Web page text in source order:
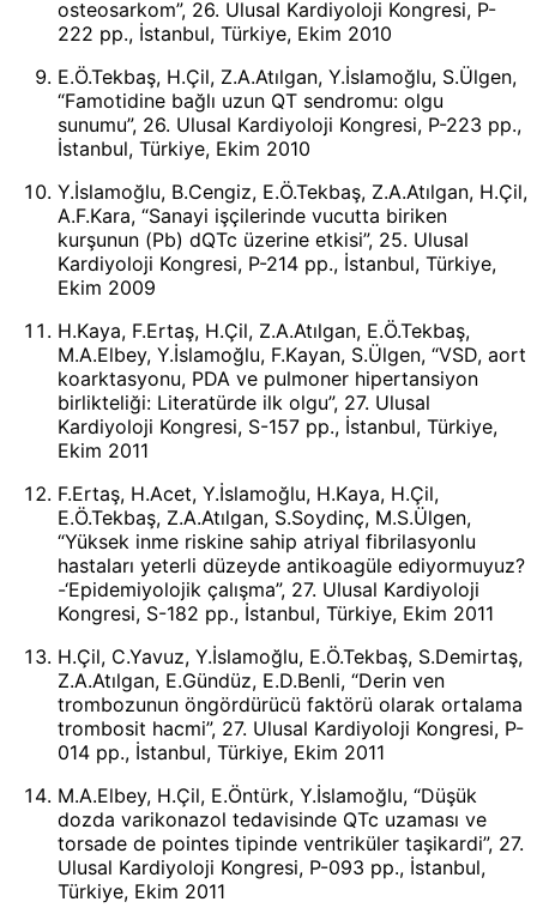
osteosarkom”, 26. Ulusal Kardiyoloji Kongresi, P-
222 pp., İstanbul, Türkiye, Ekim 2010
E.Ö.Tekbaş, H.Çil, Z.A.Atılgan, Y.İslamoğlu, S.Ülgen,
“Famotidine bağlı uzun QT sendromu: olgu
sunumu”, 26. Ulusal Kardiyoloji Kongresi, P-223 pp.,
İstanbul, Türkiye, Ekim 2010
Y.İslamoğlu, B.Cengiz, E.Ö.Tekbaş, Z.A.Atılgan, H.Çil,
A.F.Kara, “Sanayi işçilerinde vucutta biriken
kurşunun (Pb) dQTc üzerine etkisi”, 25. Ulusal
Kardiyoloji Kongresi, P-214 pp., İstanbul, Türkiye,
Ekim 2009
H.Kaya, F.Ertaş, H.Çil, Z.A.Atılgan, E.Ö.Tekbaş,
M.A.Elbey, Y.İslamoğlu, F.Kayan, S.Ülgen, “VSD, aort
koarktasyonu, PDA ve pulmoner hipertansiyon
birlikteliği: Literatürde ilk olgu”, 27. Ulusal
Kardiyoloji Kongresi, S-157 pp., İstanbul, Türkiye,
Ekim 2011
F.Ertaş, H.Acet, Y.İslamoğlu, H.Kaya, H.Çil,
E.Ö.Tekbaş, Z.A.Atılgan, S.Soydinç, M.S.Ülgen,
“Yüksek inme riskine sahip atriyal fibrilasyonlu
hastaları yeterli düzeyde antikoagüle ediyormuyuz?
-‘Epidemiyolojik çalışma”, 27. Ulusal Kardiyoloji
Kongresi, S-182 pp., İstanbul, Türkiye, Ekim 2011
H.Çil, C.Yavuz, Y.İslamoğlu, E.Ö.Tekbaş, S.Demirtaş,
Z.A.Atılgan, E.Gündüz, E.D.Benli, “Derin ven
trombozunun öngördürücü faktörü olarak ortalama
trombosit hacmi”, 27. Ulusal Kardiyoloji Kongresi, P-
014 pp., İstanbul, Türkiye, Ekim 2011
M.A.Elbey, H.Çil, E.Öntürk, Y.İslamoğlu, “Düşük
dozda varikonazol tedavisinde QTc uzaması ve
torsade de pointes tipinde ventriküler taşikardi”, 27.
Ulusal Kardiyoloji Kongresi, P-093 pp., İstanbul,
Türkiye, Ekim 2011